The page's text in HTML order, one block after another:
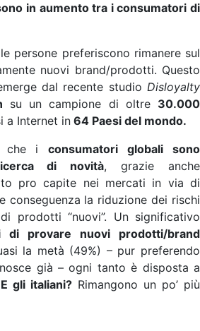
in aumento tra i consumatori di
persone preferiscono rimanere sul
nuovi brand/prodotti. Questo
dal recente studio Disloyalty
su un campione di oltre 30.000
a Internet in64 Paesi del mondo.
che iconsumatori globali sono
di novità, grazie anche
pro capite nei mercati in via di
conseguenza la riduzione dei rischi
prodotti “nuovi”. Un significativo
di provare nuovi prodotti/brand
la metà (49%) – pur preferendo
già – ogni tanto è disposta a
E gli italiani? Rimangono un po’ più